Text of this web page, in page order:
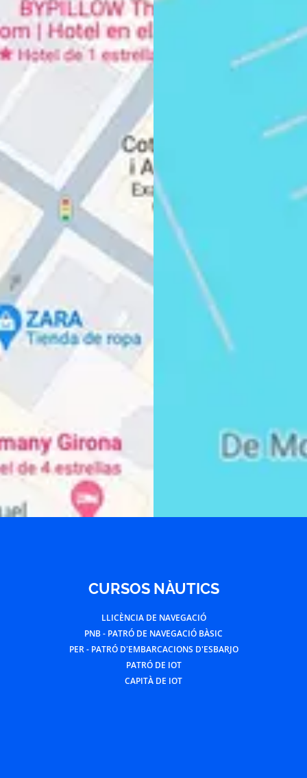
CURSOS NÀUTICS
LLICÈNCIA DE NAVEGACIÓ
PNB - PATRÓ DE NAVEGACIÓ BÀSIC
PER - PATRÓ D'EMBARCACIONS D'ESBARJO
PATRÓ DE IOT
CAPITÀ DE IOT